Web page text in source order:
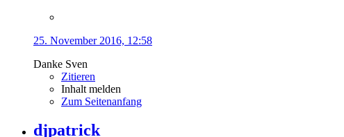
25. November 2016, 12:58
Danke Sven
Zitieren
Inhalt melden
Zum Seitenanfang
djpatrick